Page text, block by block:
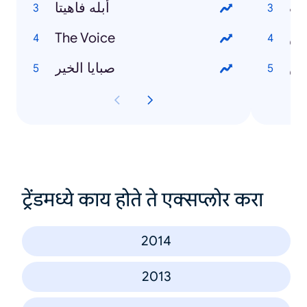
أبله فاهيتا
The Voice
صبايا الخير
ट्रेंडमध्ये काय होते ते एक्सप्लोर करा
2014
2013